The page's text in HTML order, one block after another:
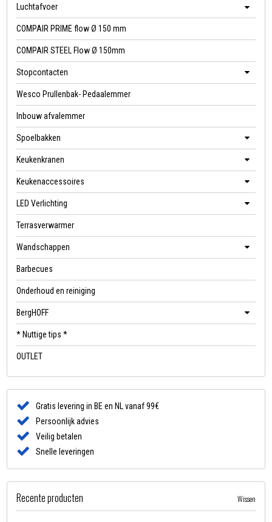
Luchtafvoer
COMPAIR PRIME flow Ø 150 mm
COMPAIR STEEL Flow Ø 150mm
Stopcontacten
Wesco Prullenbak- Pedaalemmer
Inbouw afvalemmer
Spoelbakken
Keukenkranen
Keukenaccessoires
LED Verlichting
Terrasverwarmer
Wandschappen
Barbecues
Onderhoud en reiniging
BergHOFF
* Nuttige tips *
OUTLET
Gratis levering in BE en NL vanaf 99€
Persoonlijk advies
Veilig betalen
Snelle leveringen
Recente producten Wissen